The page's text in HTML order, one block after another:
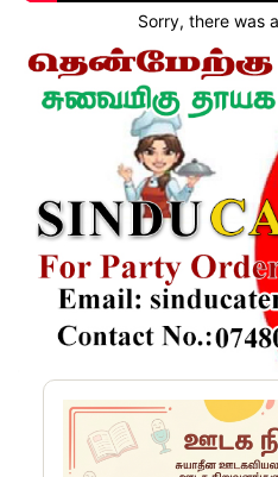
Sorry, there was